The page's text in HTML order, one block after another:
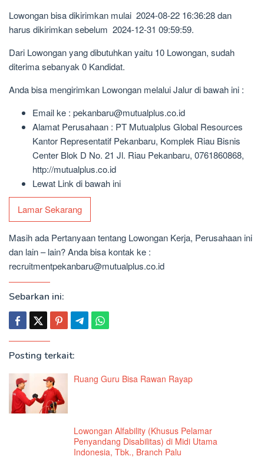
Lowongan bisa dikirimkan mulai 2024-08-22 16:36:28 dan
harus dikirimkan sebelum 2024-12-31 09:59:59.
Dari Lowongan yang dibutuhkan yaitu 10 Lowongan, sudah
diterima sebanyak 0 Kandidat.
Anda bisa mengirimkan Lowongan melalui Jalur di bawah ini :
Email ke : pekanbaru@mutualplus.co.id
Alamat Perusahaan : PT Mutualplus Global Resources
Kantor Representatif Pekanbaru, Komplek Riau Bisnis
Center Blok D No. 21 Jl. Riau Pekanbaru, 0761860868,
http://mutualplus.co.id
Lewat Link di bawah ini
Lamar Sekarang
Masih ada Pertanyaan tentang Lowongan Kerja, Perusahaan ini
dan lain – lain? Anda bisa kontak ke :
recruitmentpekanbaru@mutualplus.co.id
Sebarkan ini:
Posting terkait:
Ruang Guru Bisa Rawan Rayap
Lowongan Alfability (Khusus Pelamar
Penyandang Disabilitas) di Midi Utama
Indonesia, Tbk., Branch Palu